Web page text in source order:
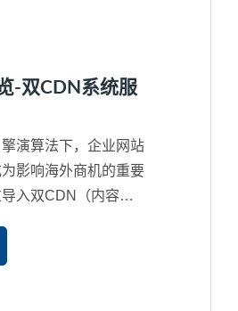
-双CDN系统服
演算法下，企业网站
影响海外商机的重要
入双CDN（内容传
者体验，让全球各地
浏览完整网页内容，